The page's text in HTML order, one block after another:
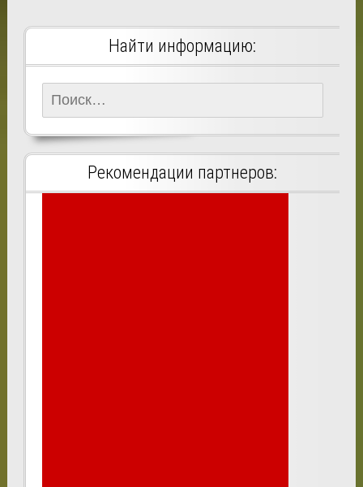
Найти информацию:
Найти:
Рекомендации партнеров: